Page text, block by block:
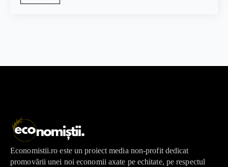
Economistii.ro este un proiect media non-profit dedicat
promovării unei noi economii axate pe echitate, pe respectul